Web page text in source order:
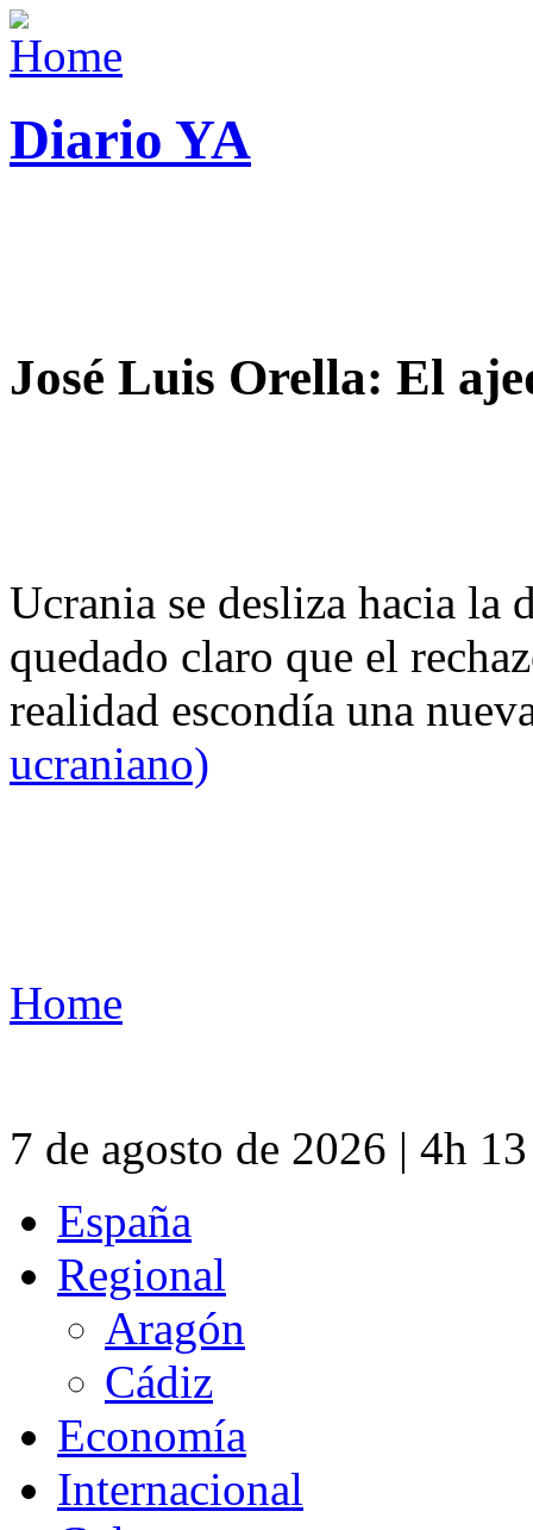
Diario YA
José Luis Orella: El
Ucrania se desliza hacia
quedado claro que el
realidad escondía una
ucraniano)
Home
7 de agosto de 2026 | 4h
España
Regional
Aragón
Cádiz
Economía
Internacional